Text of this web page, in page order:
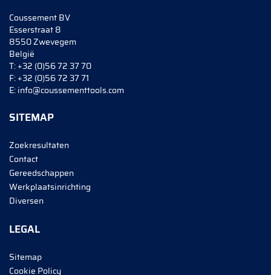
Coussement BV
Esserstraat 8
8550 Zwevegem
België
T:+32 (0)56 72 37 70
F:+32 (0)56 72 37 71
E:info@coussementtools.com
SITEMAP
Zoekresultaten
Contact
Gereedschappen
Werkplaatsinrichting
Diversen
LEGAL
Sitemap
Cookie Policy